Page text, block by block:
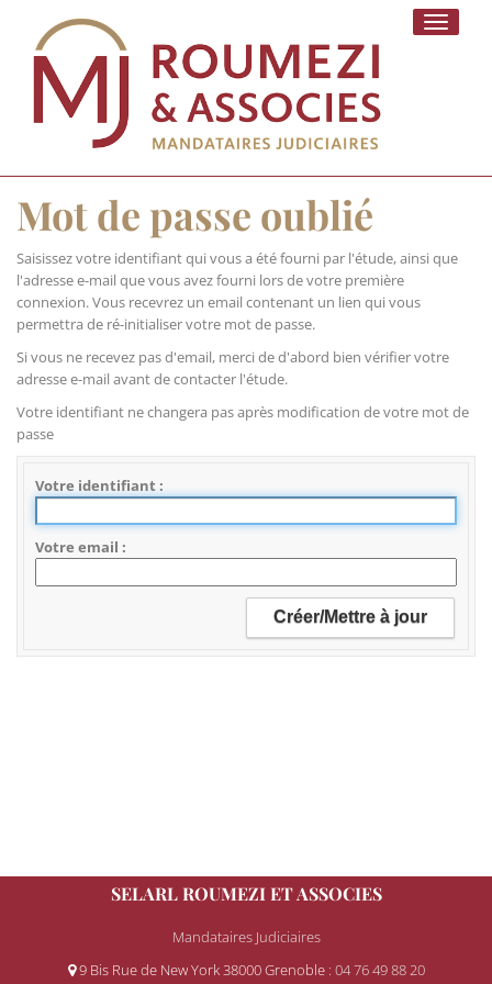
Toggle
Mot de passe oublié
Saisissez votre identifiant qui vous a été fourni par l'étude, ainsi que
l'adresse e-mail que vous avez fourni lors de votre première
connexion. Vous recevrez un email contenant un lien qui vous
permettra de ré-initialiser votre mot de passe.
Si vous ne recevez pas d'email, merci de d'abord bien vérifier votre
adresse e-mail avant de contacter l'étude.
Votre identifiant ne changera pas après modification de votre mot de
passe
Votre identifiant
Votre email
SELARL ROUMEZI ET ASSOCIES
Mandataires Judiciaires
9 Bis Rue de New York 38000 Grenoble : 04 76 49 88 20